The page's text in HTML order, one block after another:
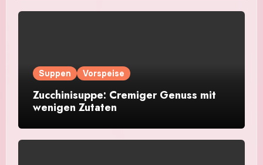
Suppen Vorspeise
Zucchinisuppe: Cremiger Genuss mit
wenigen Zutaten